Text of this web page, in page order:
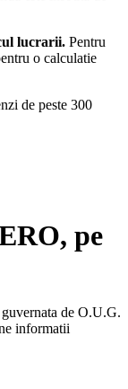
lucrarii. Pentru
o calculatie
de peste 300
pe
de O.U.G.
informatii